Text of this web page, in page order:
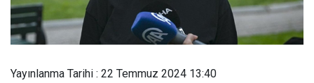
Yayınlanma Tarihi : 22 Temmuz 2024 13:40